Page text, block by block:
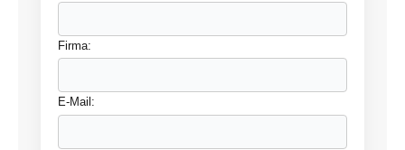
Firma:
E-Mail: